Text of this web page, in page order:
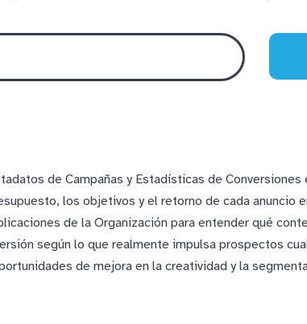
de Campañas y Estadísticas de
los objetivos y el retorno de cada anuncio
de la Organización para entender qué
según lo que realmente impulsa prospectos
de mejora en la creatividad y la